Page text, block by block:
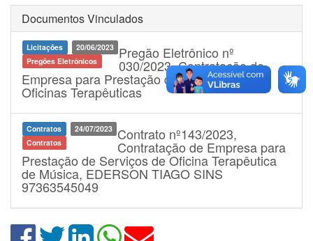
Documentos Vinculados
Licitações
20/06/2023
Pregões Eletrônicos
Pregão Eletrônico nº
030/2023, Contratação de
Empresa para Prestação de Serviços de
Oficinas Terapêuticas
Contratos
24/07/2023
Contratos
Contrato nº143/2023,
Contratação de Empresa para
Prestação de Serviços de Oficina Terapêutica
de Música, EDERSON TIAGO SINS
97363545049